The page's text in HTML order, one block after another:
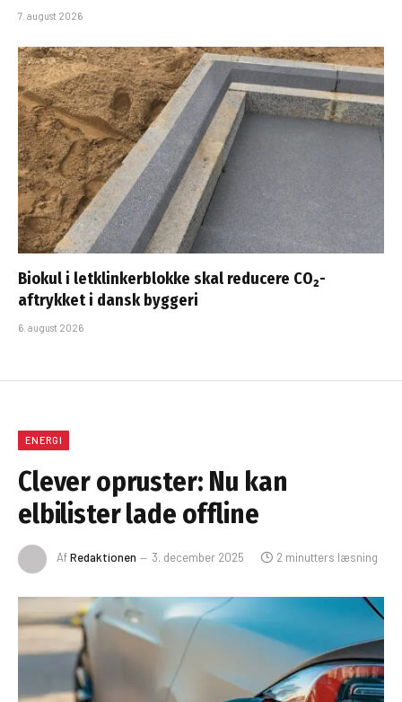
7. august 2026
Biokul i letklinkerblokke skal reducere CO₂-
aftrykket i dansk byggeri
6. august 2026
ENERGI
Clever opruster: Nu kan
elbilister lade offline
AfRedaktionen 3. december 2025 2 minutters læsning